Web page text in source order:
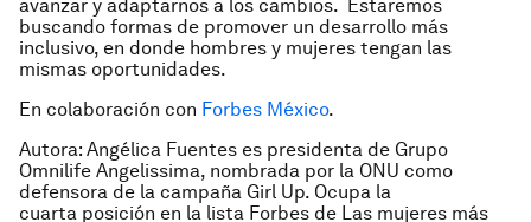
avanzar y adaptarnos a los cambios. Estaremos
buscando formas de promover un desarrollo más
inclusivo, en donde hombres y mujeres tengan las
mismas oportunidades.
En colaboración con Forbes México.
Autora: Angélica Fuentes es presidenta de Grupo
Omnilife Angelissima, nombrada por la ONU como
defensora de la campaña Girl Up. Ocupa la
cuarta posición en la lista Forbes de Las mujeres más